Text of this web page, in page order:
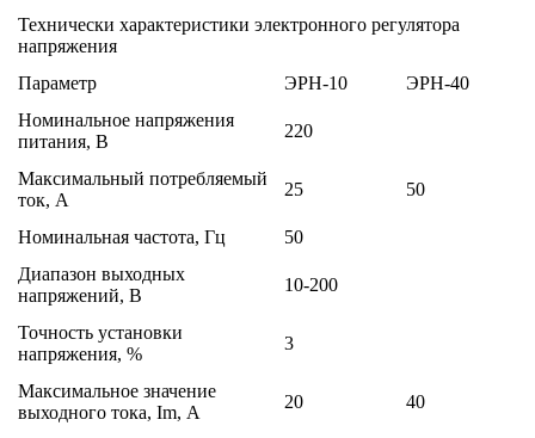
Технически характеристики электронного регулятора
напряжения
Параметр
ЭРН-10
ЭРН-40
Номинальное напряжения
питания, В
220
Максимальный потребляемый
ток, А
25 50
Номинальная частота, Гц
50
Диапазон выходных
напряжений, В
10-200
Точность установки
напряжения, %
3
Максимальное значение
выходного тока, Im, А
20 40